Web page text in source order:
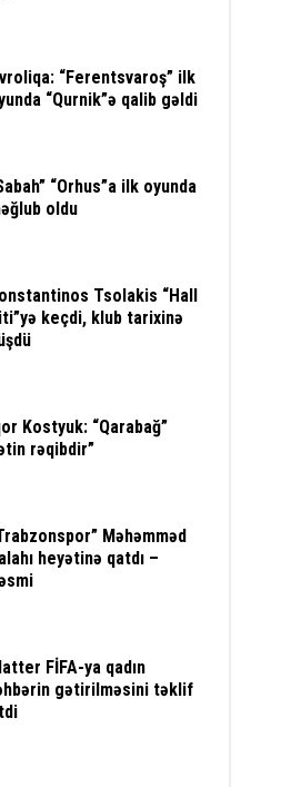
“Ferentsvaroş” ilk
“Qurnik”ə qalib gəldi
“Orhus”a ilk oyunda
oldu
Tsolakis “Hall
keçdi, klub tarixinə
Kostyuk: “Qarabağ”
rəqibdir”
Məhəmməd
heyətinə qatdı –
FİFA-ya qadın
gətirilməsini təklif